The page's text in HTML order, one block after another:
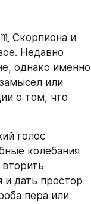
Скорпиона и
Недавно
однако именно
или
о том, что
голос
колебания
и дать простор
пера или